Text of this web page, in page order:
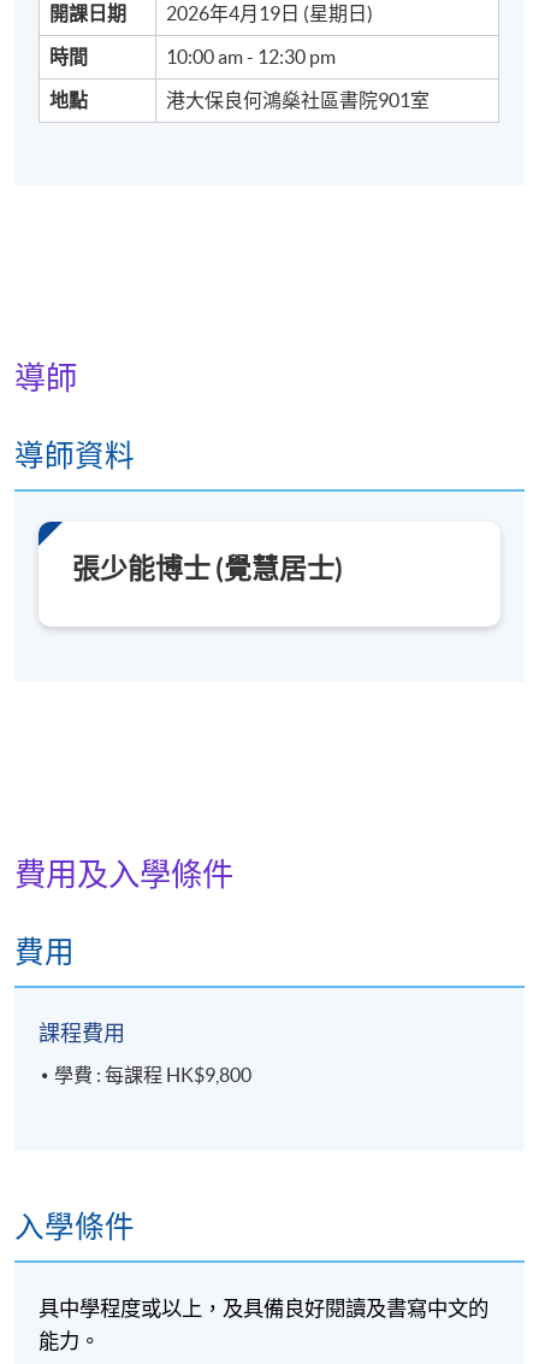
開課日期
2026年4月19日 (星期日)
時間
10:00 am - 12:30 pm
地點
港大保良何鴻燊社區書院901室
導師
導師資料
張少能博士 (覺慧居士)
費用及入學條件
費用
課程費用
學費 : 每課程 HK$9,800
入學條件
具中學程度或以上，及具備良好閱讀及書寫中文的
能力。